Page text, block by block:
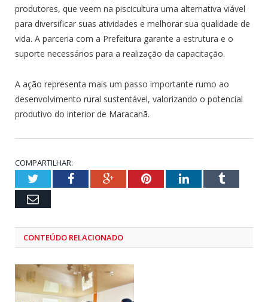
produtores, que veem na piscicultura uma alternativa viável
para diversificar suas atividades e melhorar sua qualidade de
vida. A parceria com a Prefeitura garante a estrutura e o
suporte necessários para a realização da capacitação.
A ação representa mais um passo importante rumo ao
desenvolvimento rural sustentável, valorizando o potencial
produtivo do interior de Maracanã.
COMPARTILHAR:
TwitterFacebookGoogle+PinterestLinkedInTumblr
Email
CONTEÚDO RELACIONADO